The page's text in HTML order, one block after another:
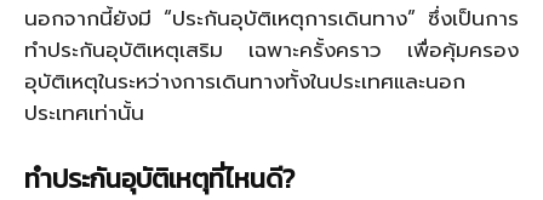
นอกจากนี้ยังมี “ประกันอุบัติเหตุการเดินทาง” ซึ่งเป็นการ
ทำประกันอุบัติเหตุเสริม เฉพาะครั้งคราว เพื่อคุ้มครอง
อุบัติเหตุในระหว่างการเดินทางทั้งในประเทศและนอก
ประเทศเท่านั้น
ทำประกันอุบัติเหตุที่ไหนดี?